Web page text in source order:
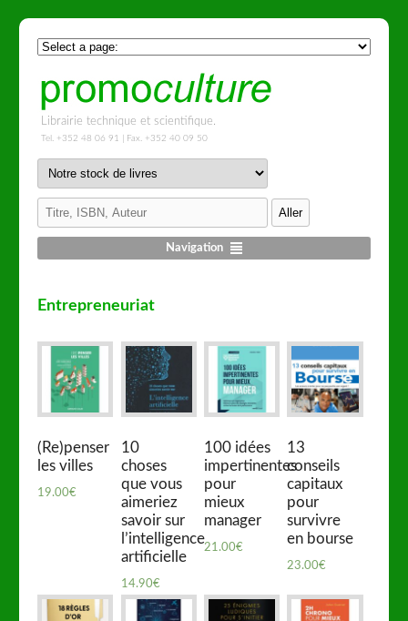
Librairie technique et scientifique.
Tel. +352 48 06 91 | Fax. +352 40 09 50
Navigation
Entrepreneuriat
(Re)penser
les villes
19.00€
10
choses
que vous
aimeriez
savoir sur
l’intelligence
artificielle
14.90€
100 idées
impertinentes
pour
mieux
manager
21.00€
13
conseils
capitaux
pour
survivre
en bourse
23.00€